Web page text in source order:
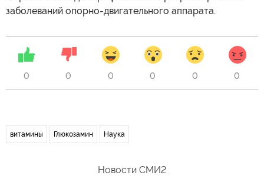
заболеваний опорно-двигательного аппарата.
0 0 0 0 0 0
витамины Глюкозамин Наука
Новости СМИ2